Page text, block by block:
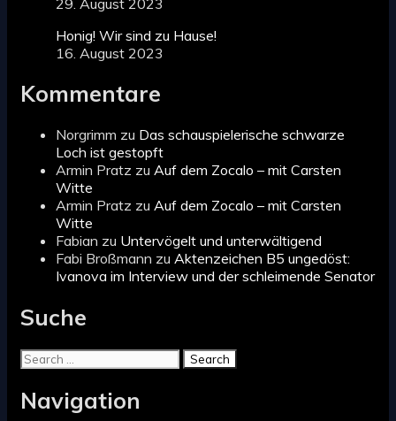
Honig! Wir sind zu Hause!
16. August 2023
Kommentare
Norgrimm zu Das schauspielerische schwarze
Loch ist gestopft
Armin Pratz zu Auf dem Zocalo – mit Carsten
Witte
Armin Pratz zu Auf dem Zocalo – mit Carsten
Witte
Fabian zu Untervögelt und unterwältigend
Fabi Broßmann zu Aktenzeichen B5 ungedöst:
Ivanova im Interview und der schleimende Senator
Suche
Search
for:
Navigation